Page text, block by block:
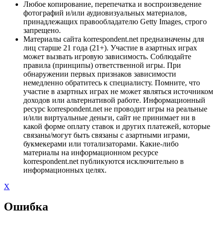
Любое копирование, перепечатка и воспроизведение
фотографий и/или аудиовизуальных материалов,
принадлежащих правообладателю Getty Images, строго
запрещено.
Материалы сайта korrespondent.net предназначены для
лиц старше 21 года (21+). Участие в азартных играх
может вызвать игровую зависимость. Соблюдайте
правила (принципы) ответственной игры. При
обнаружении первых признаков зависимости
немедленно обратитесь к специалисту. Помните, что
участие в азартных играх не может являться источником
доходов или альтернативой работе. Информационный
ресурс korrespondent.net не проводит игры на реальные
и/или виртуальные деньги, сайт не принимает ни в
какой форме оплату ставок и других платежей, которые
связаны/могут быть связаны с азартными играми,
букмекерами или тотализаторами. Какие-либо
материалы на информационном ресурсе
korrespondent.net публикуются исключительно в
информационных целях.
X
Ошибка